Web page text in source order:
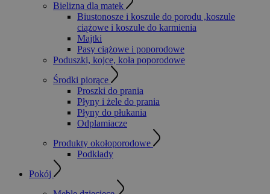
Bielizna dla matek
Biustonosze i koszule do porodu ,koszule
ciążowe i koszule do karmienia
Majtki
Pasy ciążowe i poporodowe
Poduszki, kojce, koła poporodowe
Środki piorące
Proszki do prania
Płyny i żele do prania
Płyny do płukania
Odplamiacze
Produkty okołoporodowe
Podkłady
Pokój